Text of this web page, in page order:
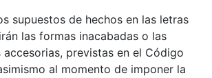
supuestos de hechos en las letras
las formas inacabadas o las
previstas en el Código
al momento de imponer la